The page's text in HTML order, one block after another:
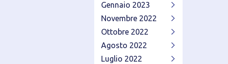
Gennaio 2023
Novembre 2022
Ottobre 2022
Agosto 2022
Luglio 2022